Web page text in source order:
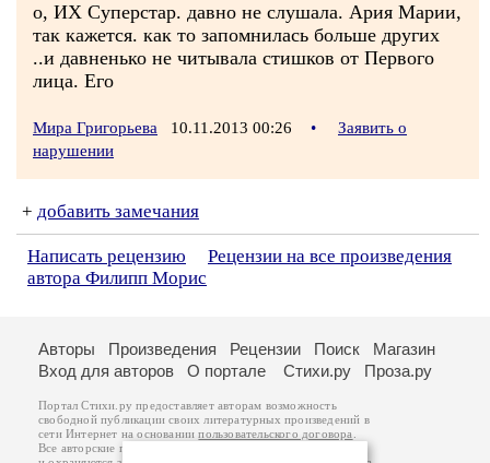
о, ИХ Суперстар. давно не слушала. Ария Марии,
так кажется. как то запомнилась больше других
..и давненько не читывала стишков от Первого
лица. Его
Мира Григорьева 10.11.2013 00:26 •
Заявить о
нарушении
+ добавить замечания
Написать рецензию
Рецензии на все произведения
автора Филипп Морис
Авторы Произведения Рецензии Поиск
Магазин
Вход для авторов
О портале Стихи.ру Проза.ру
Портал Стихи.ру предоставляет авторам возможность
свободной публикации своих литературных произведений в
сети Интернет на основаниипользовательского договора
Все авторские права на произведения принадлежат авторам